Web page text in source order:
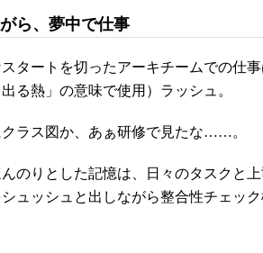
ら、夢中で仕事
タートを切ったアーキチームでの仕
る熱」の意味で使用）ラッシュ。
ラス図か、あぁ研修で見たな……。
のりとした記憶は、日々のタスクと
ュッシュと出しながら整合性チェッ